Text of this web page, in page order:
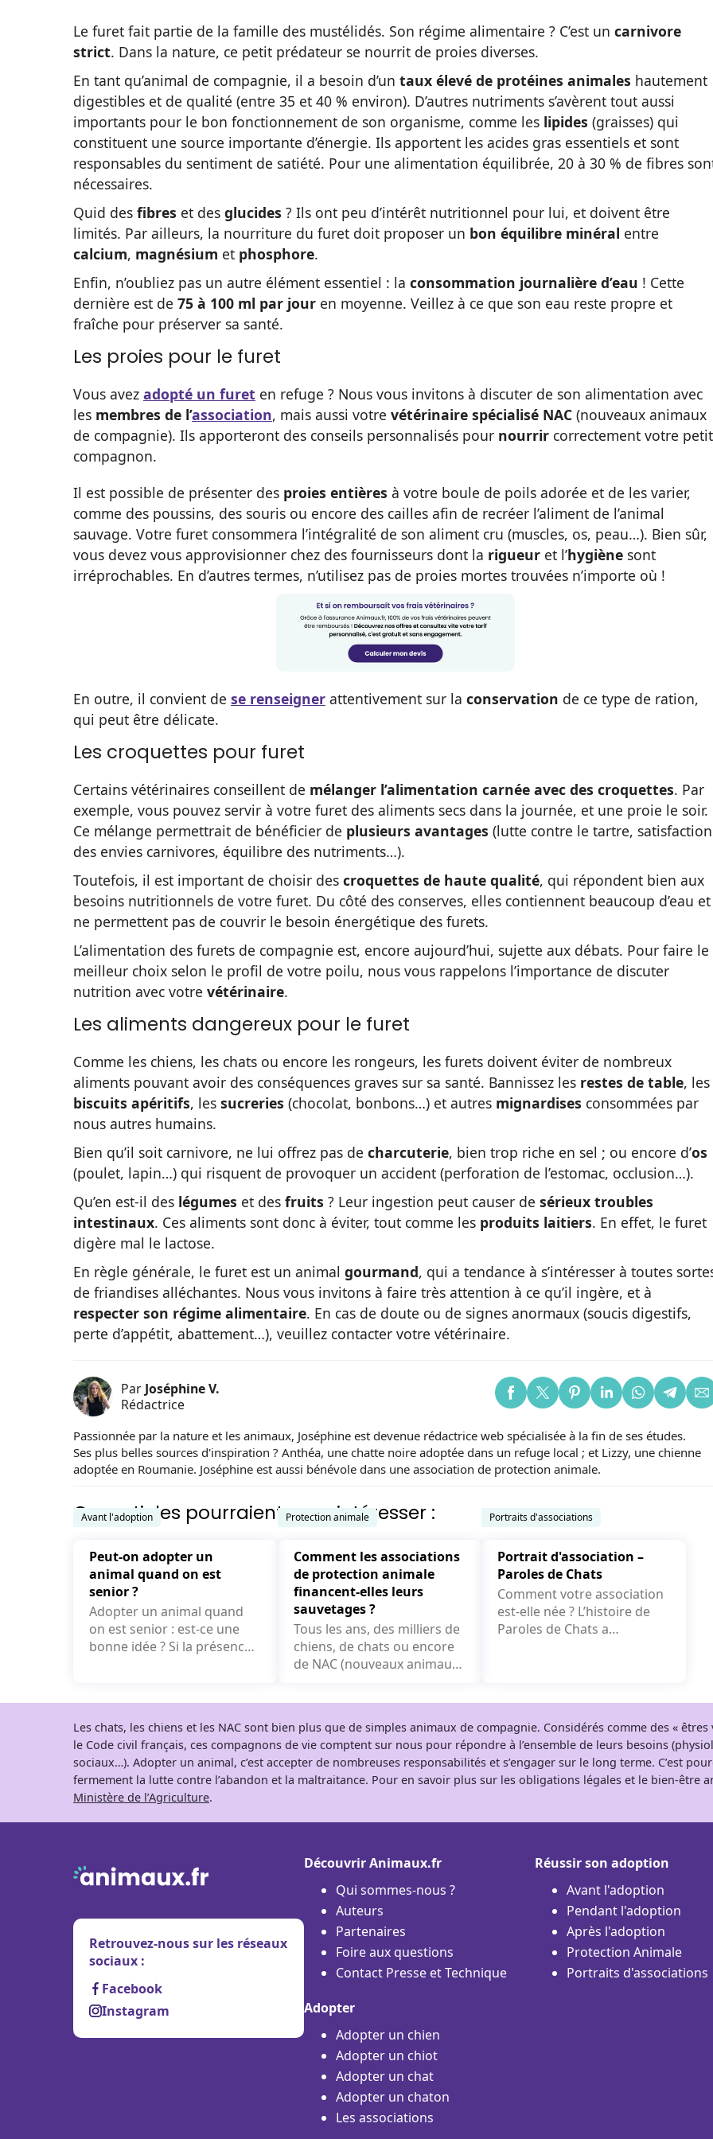
Le furet fait partie de la famille des mustélidés. Son régime alimentaire ? C’est un carnivore
strict. Dans la nature, ce petit prédateur se nourrit de proies diverses.
En tant qu’animal de compagnie, il a besoin d’un taux élevé de protéines animales hautement
digestibles et de qualité (entre 35 et 40 % environ). D’autres nutriments s’avèrent tout aussi
importants pour le bon fonctionnement de son organisme, comme les lipides (graisses) qui
constituent une source importante d’énergie. Ils apportent les acides gras essentiels et sont
responsables du sentiment de satiété. Pour une alimentation équilibrée, 20 à 30 % de fibres
nécessaires.
Quid des fibres et des glucides ? Ils ont peu d’intérêt nutritionnel pour lui, et doivent être
limités. Par ailleurs, la nourriture du furet doit proposer un bon équilibre minéral entre
calcium, magnésium et phosphore.
Enfin, n’oubliez pas un autre élément essentiel : la consommation journalière d’eau ! Cette
dernière est de 75 à 100 ml par jour en moyenne. Veillez à ce que son eau reste propre et
fraîche pour préserver sa santé.
Les proies pour le furet
Vous avez adopté un furet en refuge ? Nous vous invitons à discuter de son alimentation avec
les membres de l’association, mais aussi votre vétérinaire spécialisé NAC (nouveaux animaux
de compagnie). Ils apporteront des conseils personnalisés pour nourrir correctement votre petit
compagnon.
Il est possible de présenter des proies entières à votre boule de poils adorée et de les varier,
comme des poussins, des souris ou encore des cailles afin de recréer l’aliment de l’animal
sauvage. Votre furet consommera l’intégralité de son aliment cru (muscles, os, peau…). Bien sûr,
vous devez vous approvisionner chez des fournisseurs dont la rigueur et l’hygiène sont
irréprochables. En d’autres termes, n’utilisez pas de proies mortes trouvées n’importe où !
En outre, il convient de se renseigner attentivement sur la conservation de ce type de ration,
qui peut être délicate.
Les croquettes pour furet
Certains vétérinaires conseillent de mélanger l’alimentation carnée avec des croquettes. Par
exemple, vous pouvez servir à votre furet des aliments secs dans la journée, et une proie le soir.
Ce mélange permettrait de bénéficier de plusieurs avantages (lutte contre le tartre, satisfaction
des envies carnivores, équilibre des nutriments…).
Toutefois, il est important de choisir des croquettes de haute qualité, qui répondent bien aux
besoins nutritionnels de votre furet. Du côté des conserves, elles contiennent beaucoup d’eau et
ne permettent pas de couvrir le besoin énergétique des furets.
L’alimentation des furets de compagnie est, encore aujourd’hui, sujette aux débats. Pour faire le
meilleur choix selon le profil de votre poilu, nous vous rappelons l’importance de discuter
nutrition avec votre vétérinaire.
Les aliments dangereux pour le furet
Comme les chiens, les chats ou encore les rongeurs, les furets doivent éviter de nombreux
aliments pouvant avoir des conséquences graves sur sa santé. Bannissez les restes de table, les
biscuits apéritifs, les sucreries (chocolat, bonbons…) et autres mignardises consommées par
nous autres humains.
Bien qu’il soit carnivore, ne lui offrez pas de charcuterie, bien trop riche en sel ; ou encore d’os
(poulet, lapin…) qui risquent de provoquer un accident (perforation de l’estomac, occlusion…).
Qu’en est-il des légumes et des fruits ? Leur ingestion peut causer de sérieux troubles
intestinaux. Ces aliments sont donc à éviter, tout comme les produits laitiers. En effet, le furet
digère mal le lactose.
En règle générale, le furet est un animal gourmand, qui a tendance à s’intéresser à toutes
de friandises alléchantes. Nous vous invitons à faire très attention à ce qu’il ingère, et à
respecter son régime alimentaire. En cas de doute ou de signes anormaux (soucis digestifs,
perte d’appétit, abattement…), veuillez contacter votre vétérinaire.
Par Joséphine V.
Rédactrice
Passionnée par la nature et les animaux, Joséphine est devenue rédactrice web spécialisée à la fin de ses études.
Ses plus belles sources d'inspiration ? Anthéa, une chatte noire adoptée dans un refuge local ; et Lizzy, une chienne
adoptée en Roumanie. Joséphine est aussi bénévole dans une association de protection animale.
Ces articles pourraient vous intéresser :
Avant l'adoption
Peut-on adopter un
animal quand on est
senior ?
Adopter un animal quand
on est senior : est-ce une
bonne idée ? Si la présence
Protection animale
Comment les associations
de protection animale
financent-elles leurs
sauvetages ?
Tous les ans, des milliers de
chiens, de chats ou encore
de NAC (nouveaux animaux
par des associations....
Portraits d'associations
Portrait d'association –
Paroles de Chats
Comment votre association
est-elle née ? L’histoire de
Paroles de Chats a
Les chats, les chiens et les NAC sont bien plus que de simples animaux de compagnie. Considérés comme des «
le Code civil français, ces compagnons de vie comptent sur nous pour répondre à l’ensemble de leurs besoins
sociaux…). Adopter un animal, c’est accepter de nombreuses responsabilités et s’engager sur le long terme. C’est
fermement la lutte contre l’abandon et la maltraitance. Pour en savoir plus sur les obligations légales et le bien-être
Ministère de l’Agriculture.
Retrouvez-nous sur les réseaux
sociaux :
Facebook
Instagram
Découvrir Animaux.fr
Qui sommes-nous ?
Auteurs
Partenaires
Foire aux questions
Contact Presse et Technique
Adopter
Adopter un chien
Adopter un chiot
Adopter un chat
Adopter un chaton
Les associations
Réussir son adoption
Avant l'adoption
Pendant l'adoption
Après l'adoption
Protection Animale
Portraits d'associations